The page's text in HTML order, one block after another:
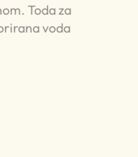
Toda za
voda